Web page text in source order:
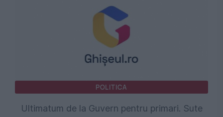
POLITICA
Ultimatum de la Guvern pentru primari. Sute